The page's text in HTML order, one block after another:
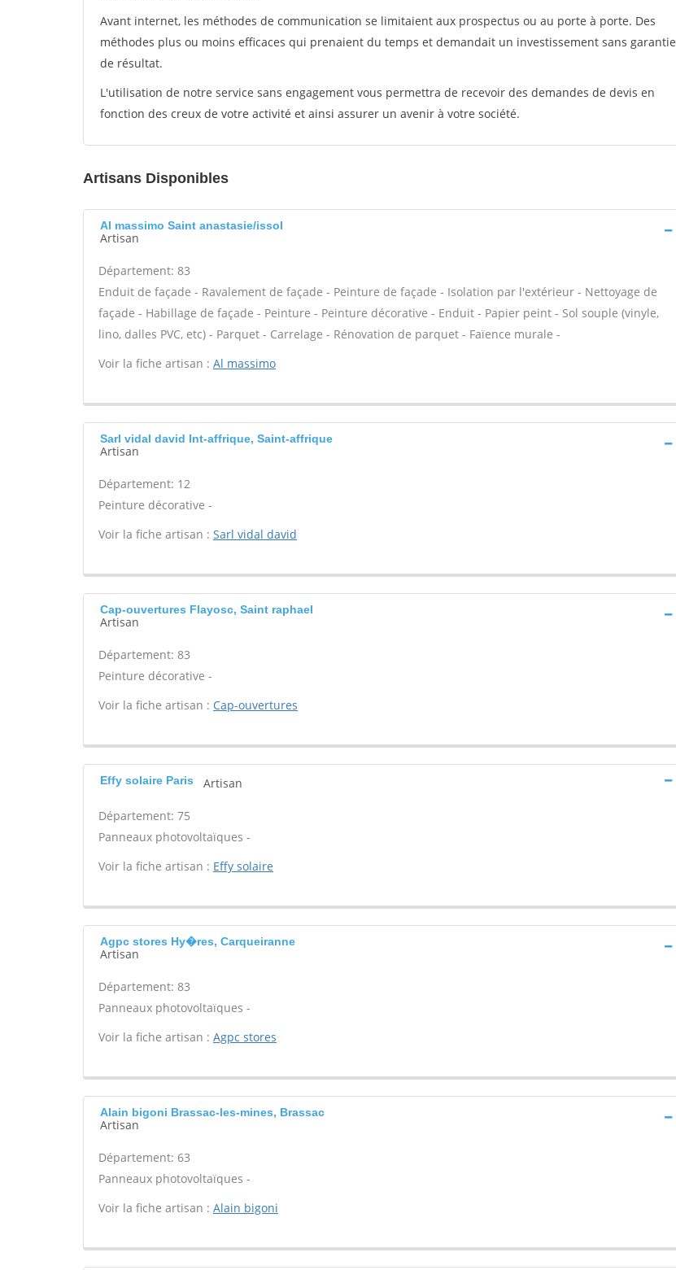
Avant internet, les méthodes de communication se limitaient aux prospectus ou au porte à porte. Des
méthodes plus ou moins efficaces qui prenaient du temps et demandait un investissement sans garantie
de résultat.
L'utilisation de notre service sans engagement vous permettra de recevoir des demandes de devis en
fonction des creux de votre activité et ainsi assurer un avenir à votre société.
Artisans Disponibles
Al massimo Saint anastasie/issol
Artisan
Département: 83
Enduit de façade - Ravalement de façade - Peinture de façade - Isolation par l'extérieur - Nettoyage de
façade - Habillage de façade - Peinture - Peinture décorative - Enduit - Papier peint - Sol souple (vinyle,
lino, dalles PVC, etc) - Parquet - Carrelage - Rénovation de parquet - Faïence murale -
Voir la fiche artisan : Al massimo
Sarl vidal david Int-affrique, Saint-affrique
Artisan
Département: 12
Peinture décorative -
Voir la fiche artisan : Sarl vidal david
Cap-ouvertures Flayosc, Saint raphael
Artisan
Département: 83
Peinture décorative -
Voir la fiche artisan : Cap-ouvertures
Effy solaire Paris Artisan
Département: 75
Panneaux photovoltaïques -
Voir la fiche artisan : Effy solaire
Agpc stores Hy�res, Carqueiranne
Artisan
Département: 83
Panneaux photovoltaïques -
Voir la fiche artisan : Agpc stores
Alain bigoni Brassac-les-mines, Brassac
Artisan
Département: 63
Panneaux photovoltaïques -
Voir la fiche artisan : Alain bigoni